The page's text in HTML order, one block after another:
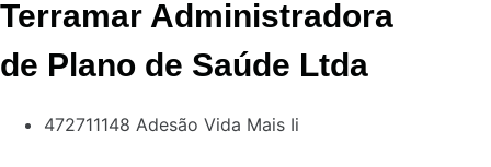
Terramar Administradora
de Plano de Saúde Ltda
472711148 Adesão Vida Mais Ii